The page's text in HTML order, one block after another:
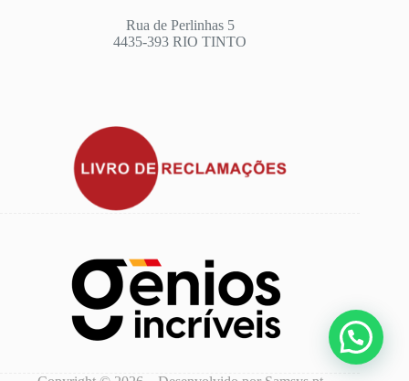
Rua de Perlinhas 5
4435-393 RIO TINTO